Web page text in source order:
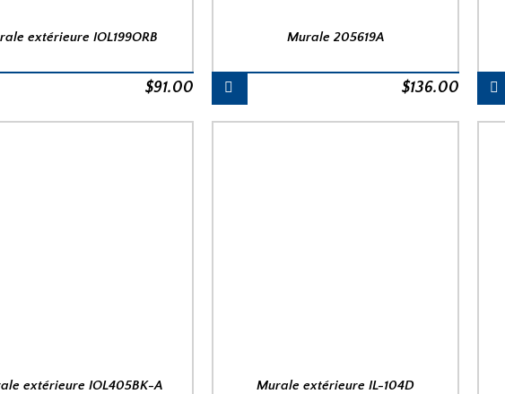
extérieure IOL199ORB
$91.00
Murale 205619A
$136.00
extérieure IOL405BK-A Murale extérieure IL-104D